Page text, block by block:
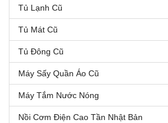
Tủ Lạnh Cũ
Tủ Mát Cũ
Tủ Đông Cũ
Máy Sấy Quần Áo Cũ
Máy Tắm Nước Nóng
Nồi Cơm Điện Cao Tần Nhật Bản